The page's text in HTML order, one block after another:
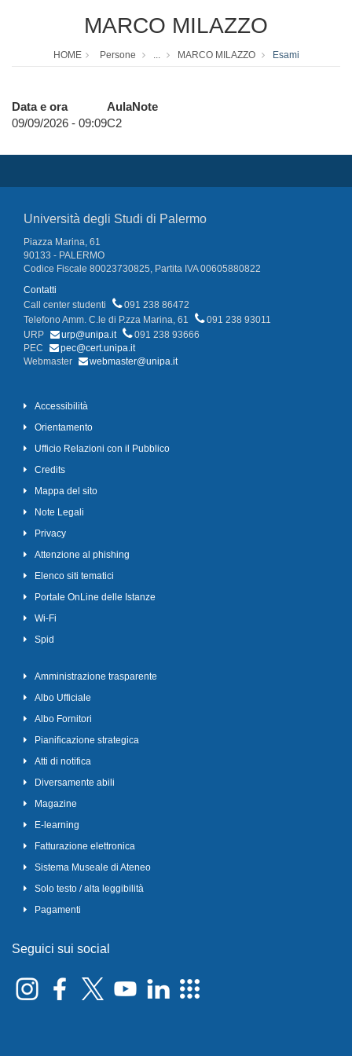
MARCO MILAZZO
HOME Persone ... MARCO MILAZZO Esami
Data e ora AulaNote
09/09/2026 - 09:09C2
Università degli Studi di Palermo
Piazza Marina, 61
90133 - PALERMO
Codice Fiscale 80023730825, Partita IVA 00605880822
Contatti
Call center studenti
091 238 86472
Telefono Amm. C.le di P.zza Marina, 61
091 238 93011
URP
urp@unipa.it
091 238 93666
PEC
pec@cert.unipa.it
Webmaster
webmaster@unipa.it
Accessibilità
Orientamento
Ufficio Relazioni con il Pubblico
Credits
Mappa del sito
Note Legali
Privacy
Attenzione al phishing
Elenco siti tematici
Portale OnLine delle Istanze
Wi-Fi
Spid
Amministrazione trasparente
Albo Ufficiale
Albo Fornitori
Pianificazione strategica
Atti di notifica
Diversamente abili
Magazine
E-learning
Fatturazione elettronica
Sistema Museale di Ateneo
Solo testo / alta leggibilità
Pagamenti
Seguici sui social